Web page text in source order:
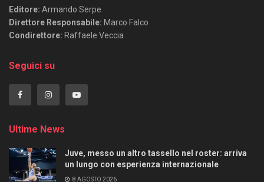
Editore: Armando Serpe
Direttore Responsabile: Marco Falco
Condirettore: Raffaele Veccia
Seguici su
Ultime News
Juve, messo un altro tassello nel roster: arriva
un lungo con esperienza internazionale
8 AGOSTO 2026